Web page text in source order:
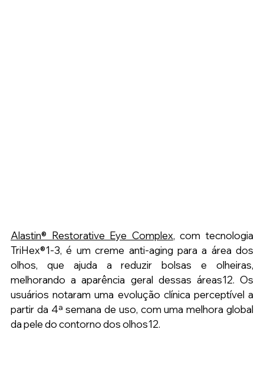
Alastin® Restorative Eye Complex, com tecnologia
TriHex®1-3, é um creme anti-aging para a área dos
olhos, que ajuda a reduzir bolsas e olheiras,
melhorando a aparência geral dessas áreas12. Os
usuários notaram uma evolução clínica perceptível a
partir da 4ª semana de uso, com uma melhora global
da pele do contorno dos olhos12.